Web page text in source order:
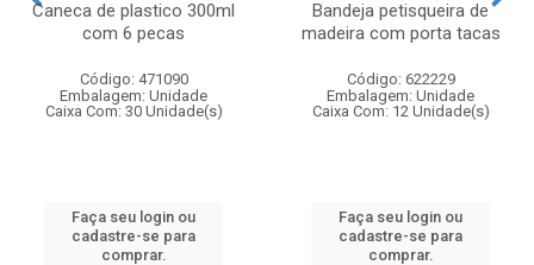
Caneca de plastico 300ml
com 6 pecas
Código: 471090
Embalagem: Unidade
Caixa Com: 30 Unidade(s)
Faça seu login ou
cadastre-se para
comprar.
Bandeja petisqueira de
madeira com porta tacas
Código: 622229
Embalagem: Unidade
Caixa Com: 12 Unidade(s)
Faça seu login ou
cadastre-se para
comprar.